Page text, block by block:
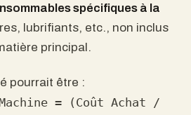
spécifiques à la
lubrifiants, etc., non inclus
principal.
pourrait être :
= (Coût Achat /